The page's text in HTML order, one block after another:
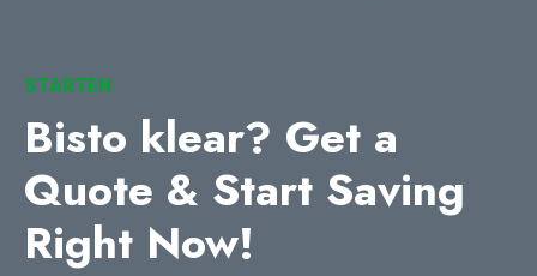
STARTEN
Bisto klear? Get a
Quote & Start Saving
Right Now!